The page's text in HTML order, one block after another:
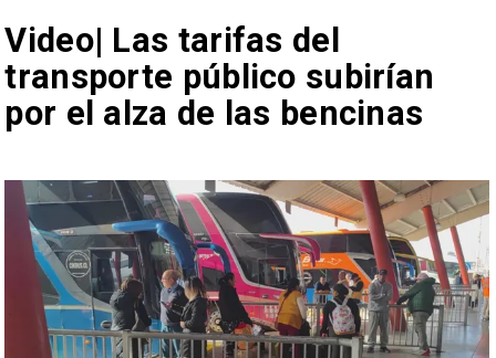
Video| Las tarifas del
transporte público subirían
por el alza de las bencinas